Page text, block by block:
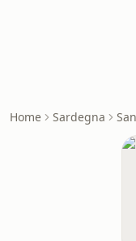
Home Sardegna